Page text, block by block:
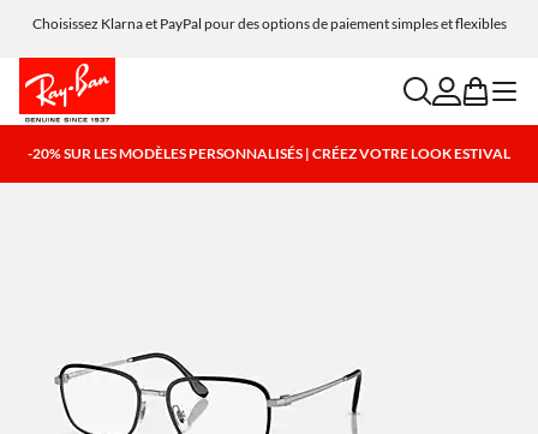
Choisissez Klarna et PayPal pour des options de paiement simples et flexibles
searchaccount
bag menu
-20% SUR LES MODÈLES PERSONNALISÉS | CRÉEZ VOTRE LOOK ESTIVAL